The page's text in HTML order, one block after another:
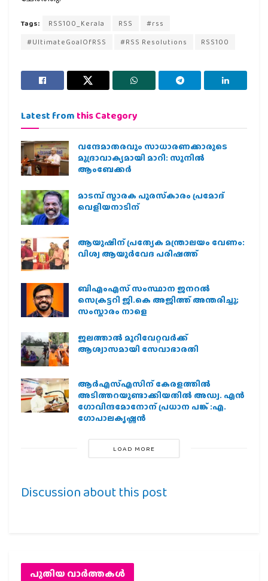
Tags: RSS100_Kerala RSS
#rss
#UltimateGoalOfRSS
#RSS Resolutions RSS100
Latest from this Category
വന്ദേമാതരവും സാധാരണക്കാരുടെ
മുദ്രാവാക്യമായി മാറി: സുനിൽ
ആംബേക്കർ
മാടമ്പ് സ്മാരക പുരസ്‌കാരം പ്രമോദ്
വെളിയനാടിന്
ആയുഷിന് പ്രത്യേക മന്ത്രാലയം വേണം:
വിശ്വ ആയുര്‍വേദ പരിഷത്ത്
ബിഎംഎസ് സംസ്ഥാന ജനറൽ
സെക്രട്ടറി ജി.കെ അജിത്ത് അന്തരിച്ചു;
സംസ്കാരം നാളെ
ജലത്താല്‍ മുറിവേറ്റവര്‍ക്ക്
ആശ്വാസമായി സേവാഭാരതി
ആര്‍എസ്എസിന് കേരളത്തില്‍
അടിത്തറയുണ്ടാക്കിയതില്‍ അഡ്വ. എന്‍
ഗോവിന്ദമോനോന് പ്രധാന പങ്ക് :എ.
ഗോപാലകൃഷ്ണന്‍
LOAD MORE
Discussion about this post
പുതിയ വാര്‍ത്തകള്‍